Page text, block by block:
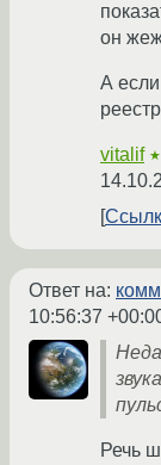
он жеж
А
vitalif
Ответ на:
10:56:37
Речь